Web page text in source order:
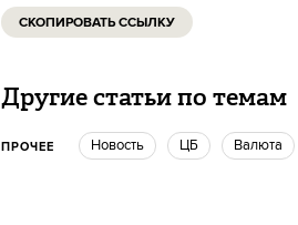
СКОПИРОВАТЬ ССЫЛКУ
Другие статьи по темам
ПРОЧЕЕ Новость ЦБ Валюта